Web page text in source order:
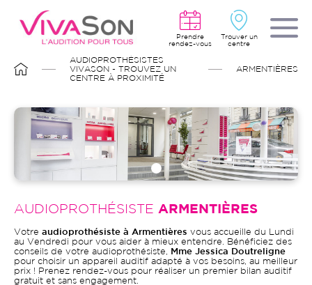
contenu
principal
Prendre
rendez-vous
Trouver un
centre
D'ARIANE
AUDIOPROTHÉSISTES
VIVASON - TROUVEZ UN
CENTRE À PROXIMITÉ
ARMENTIÈRES
AUDIOPROTHÉSISTE ARMENTIÈRES
Votre audioprothésiste à Armentières vous accueille du Lundi
au Vendredi pour vous aider à mieux entendre. Bénéficiez des
conseils de votre audioprothésiste,
Mme Jessica Doutreligne
pour choisir un appareil auditif adapté à vos besoins, au meilleur
prix ! Prenez rendez-vous pour réaliser un premier bilan auditif
gratuit et sans engagement.